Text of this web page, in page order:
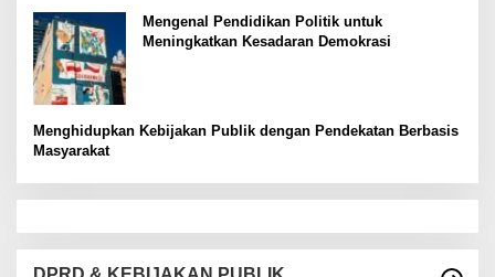
Mengenal Pendidikan Politik untuk
Meningkatkan Kesadaran Demokrasi
Menghidupkan Kebijakan Publik dengan Pendekatan Berbasis
Masyarakat